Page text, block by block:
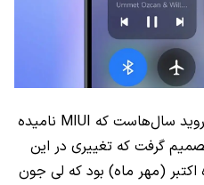
رابط کاربری شیائومی بر پایه اندروید سال‌هاست که MIUI نامیده
گرفت که تغییری در این
اکتبر (مهر ماه) بود که لی جون